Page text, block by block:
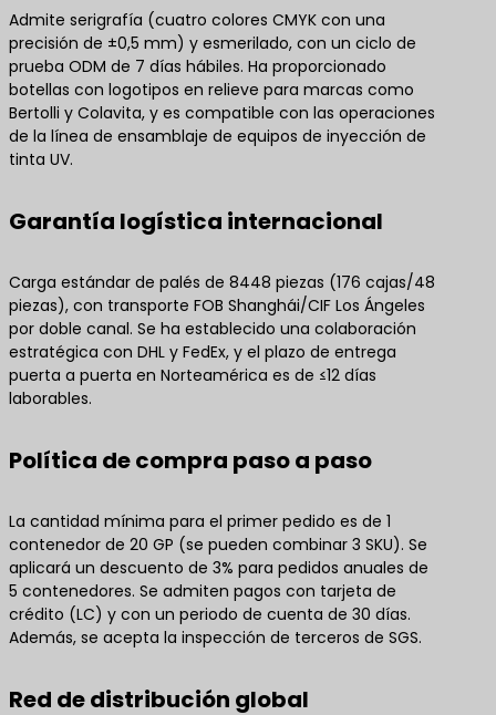
Admite serigrafía (cuatro colores CMYK con una
precisión de ±0,5 mm) y esmerilado, con un ciclo de
prueba ODM de 7 días hábiles. Ha proporcionado
botellas con logotipos en relieve para marcas como
Bertolli y Colavita, y es compatible con las operaciones
de la línea de ensamblaje de equipos de inyección de
tinta UV.
Garantía logística internacional
Carga estándar de palés de 8448 piezas (176 cajas/48
piezas), con transporte FOB Shanghái/CIF Los Ángeles
por doble canal. Se ha establecido una colaboración
estratégica con DHL y FedEx, y el plazo de entrega
puerta a puerta en Norteamérica es de ≤12 días
laborables.
Política de compra paso a paso
La cantidad mínima para el primer pedido es de 1
contenedor de 20 GP (se pueden combinar 3 SKU). Se
aplicará un descuento de 3% para pedidos anuales de
5 contenedores. Se admiten pagos con tarjeta de
crédito (LC) y con un periodo de cuenta de 30 días.
Además, se acepta la inspección de terceros de SGS.
Red de distribución global